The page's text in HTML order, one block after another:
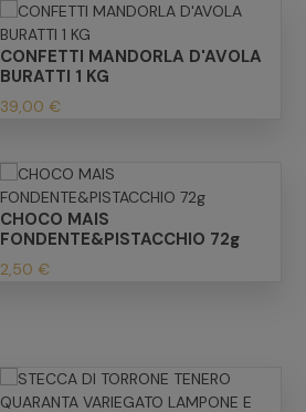
CONFETTI MANDORLA D'AVOLA
BURATTI 1 KG
39,00 €
CHOCO MAIS
FONDENTE&PISTACCHIO 72g
2,50 €